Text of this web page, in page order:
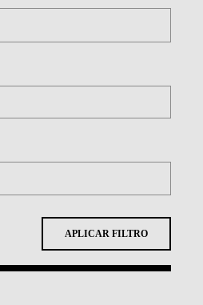
APLICAR FILTRO